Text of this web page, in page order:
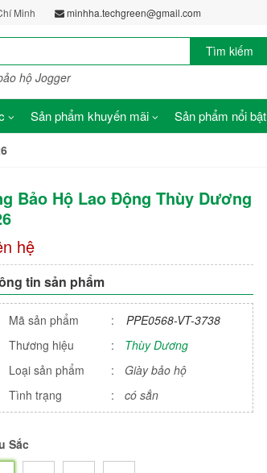
Minh minhha.techgreen@gmail.com
Tìm kiếm
hộ Jogger
Sản phẩm khuyến mãi Sản phẩm nổi bật
Bảo Hộ Lao Động Thùy Dương
hệ
tin sản phẩm
Mã sản phẩm :
PPE0568-VT-3738
Thương hiệu :
Thùy Dương
Loại sản phẩm :
Giày bảo hộ
Tình trạng : có sẳn
Sắc